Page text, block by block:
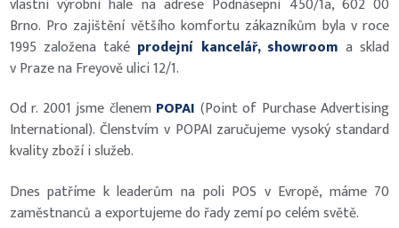
vlastní výrobní hale na adrese Podnásepní 450/1a, 602 00
Brno. Pro zajištění většího komfortu zákazníkům byla v roce
1995 založena také prodejní kancelář, showrooma sklad
v Praze na Freyově ulici 12/1.
Od r. 2001 jsme členem POPAI (Point of Purchase Advertising
International). Členstvím v POPAI zaručujeme vysoký standard
kvality zboží i služeb.
Dnes patříme k leaderům na poli POS v Evropě, máme 70
zaměstnanců a exportujeme do řady zemí po celém světě.